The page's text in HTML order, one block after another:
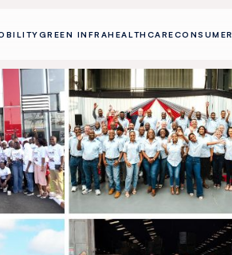
GREEN INFRAHEALTHCARECONSUMER